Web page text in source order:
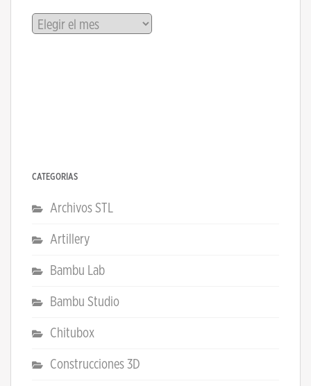
Archivos
CATEGORÍAS
Archivos STL
Artillery
Bambu Lab
Bambu Studio
Chitubox
Construcciones 3D